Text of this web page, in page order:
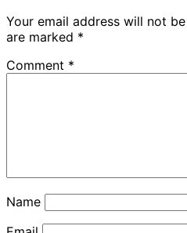
Your email address will not
are marked *
Comment *
Name